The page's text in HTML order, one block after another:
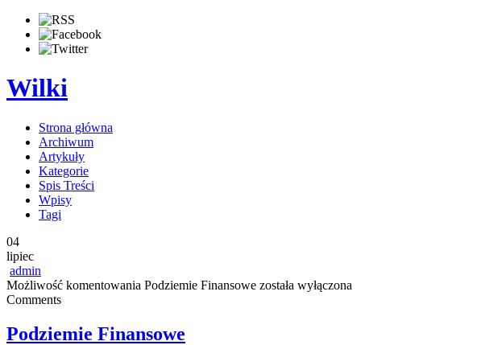
Wilki
Strona główna
Archiwum
Artykuły
Kategorie
Spis Treści
Wpisy
Tagi
04
lipiec
admin
Możliwość komentowania Podziemie Finansowe została wyłączona
Comments
Podziemie Finansowe